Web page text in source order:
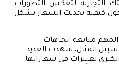
التجارية لتعكس التطورات
كيفية تحديث الشعار بشكل
متابعة اتجاهات
سبيل المثال، شهدت العديد
تغييرات في شعاراتها